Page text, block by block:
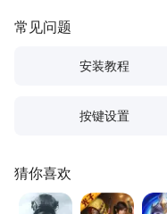
常见问题
安装教程
按键设置
猜你喜欢
暗区突围 和平精英